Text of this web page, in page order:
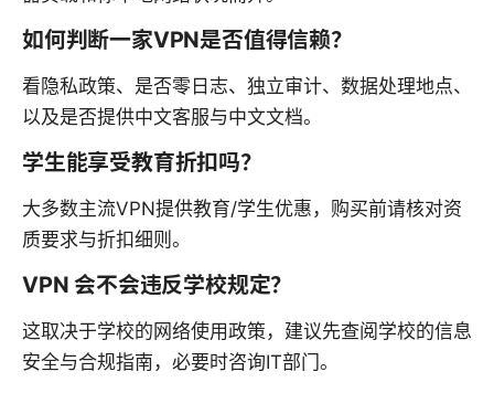
如何判断一家VPN是否值得信赖？
看隐私政策、是否零日志、独立审计、数据处理地点、
以及是否提供中文客服与中文文档。
学生能享受教育折扣吗？
大多数主流VPN提供教育/学生优惠，购买前请核对资
质要求与折扣细则。
VPN 会不会违反学校规定？
这取决于学校的网络使用政策，建议先查阅学校的信息
安全与合规指南，必要时咨询IT部门。